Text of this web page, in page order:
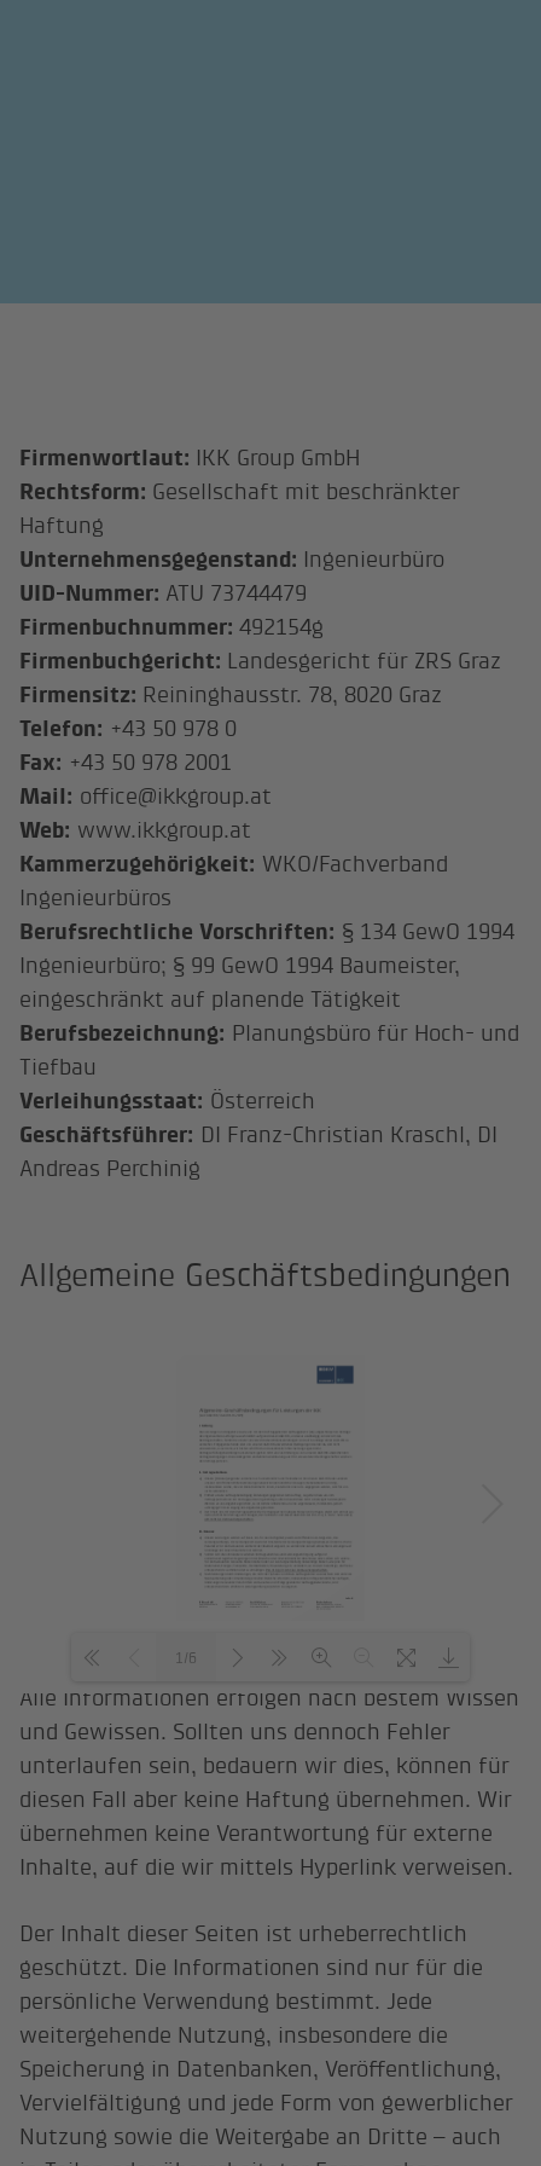
Firmenwortlaut: IKK Group GmbH
Rechtsform: Gesellschaft mit beschränkter
Haftung
Unternehmensgegenstand: Ingenieurbüro
UID-Nummer: ATU 73744479
Firmenbuchnummer: 492154g
Firmenbuchgericht: Landesgericht für ZRS Graz
Firmensitz: Reininghausstr. 78, 8020 Graz
Telefon: +43 50 978 0
Fax: +43 50 978 2001
Mail: office@ikkgroup.at
Web: www.ikkgroup.at
Kammerzugehörigkeit: WKO/Fachverband
Ingenieurbüros
Berufsrechtliche Vorschriften: § 134 GewO 1994
Ingenieurbüro; § 99 GewO 1994 Baumeister,
eingeschränkt auf planende Tätigkeit
Berufsbezeichnung: Planungsbüro für Hoch- und
Tiefbau
Verleihungsstaat: Österreich
Geschäftsführer: DI Franz-Christian Kraschl, DI
Andreas Perchinig
Allgemeine Geschäftsbedingungen
Loading PDF 100% ...
1/6
Alle Informationen erfolgen nach bestem Wissen
und Gewissen. Sollten uns dennoch Fehler
unterlaufen sein, bedauern wir dies, können für
diesen Fall aber keine Haftung übernehmen. Wir
übernehmen keine Verantwortung für externe
Inhalte, auf die wir mittels Hyperlink verweisen.
Der Inhalt dieser Seiten ist urheberrechtlich
geschützt. Die Informationen sind nur für die
persönliche Verwendung bestimmt. Jede
weitergehende Nutzung, insbesondere die
Speicherung in Datenbanken, Veröffentlichung,
Vervielfältigung und jede Form von gewerblicher
Nutzung sowie die Weitergabe an Dritte – auch